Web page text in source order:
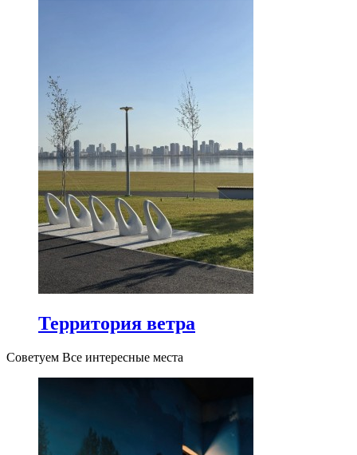
Территория ветра
Советуем Все интересные места